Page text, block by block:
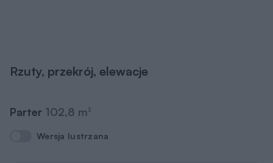
Rzuty, przekrój, elewacje
Parter 102,8 m2
Wersja lustrzana
Wersja lustrzana